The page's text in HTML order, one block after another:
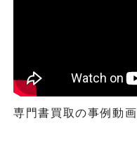
専門書買取の事例動画